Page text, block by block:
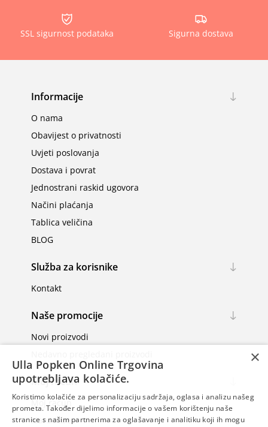
SSL sigurnost podataka Sigurna dostava
Informacije
O nama
Obavijest o privatnosti
Uvjeti poslovanja
Dostava i povrat
Jednostrani raskid ugovora
Načini plaćanja
Tablica veličina
BLOG
Služba za korisnike
Kontakt
Naše promocije
Novi proizvodi
Moj račun
Moj račun
Narudžbe
×
Ulla Popken Online Trgovina
upotrebljava kolačiće.
Koristimo kolačiće za personalizaciju sadržaja, oglasa i analizu našeg
prometa. Također dijelimo informacije o vašem korištenju naše
stranice s našim partnerima za oglašavanje i analitiku koji ih mogu